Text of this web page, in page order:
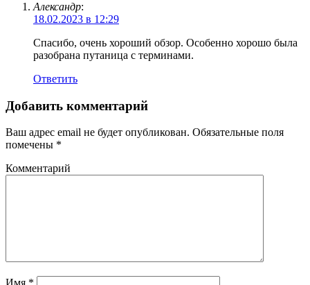
Александр:
18.02.2023 в 12:29
Спасибо, очень хороший обзор. Особенно хорошо была
разобрана путаница с терминами.
Ответить
Добавить комментарий
Ваш адрес email не будет опубликован. Обязательные поля
помечены *
Комментарий